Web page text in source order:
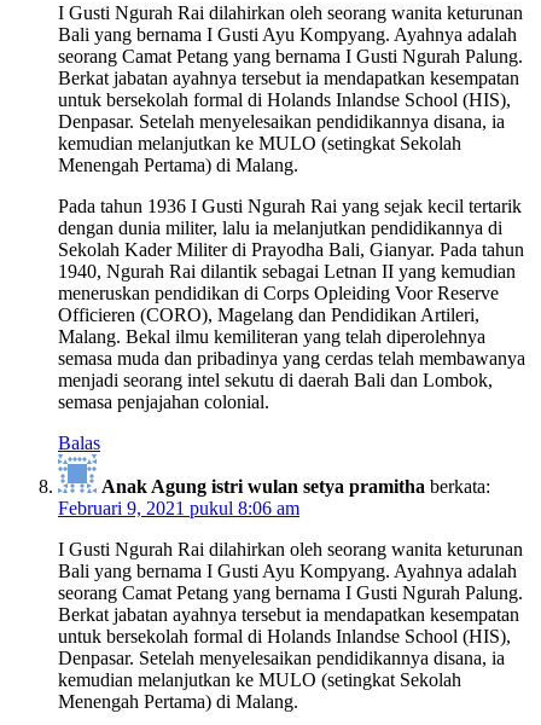
I Gusti Ngurah Rai dilahirkan oleh seorang wanita keturunan
Bali yang bernama I Gusti Ayu Kompyang. Ayahnya adalah
seorang Camat Petang yang bernama I Gusti Ngurah Palung.
Berkat jabatan ayahnya tersebut ia mendapatkan kesempatan
untuk bersekolah formal di Holands Inlandse School (HIS),
Denpasar. Setelah menyelesaikan pendidikannya disana, ia
kemudian melanjutkan ke MULO (setingkat Sekolah
Menengah Pertama) di Malang.
Pada tahun 1936 I Gusti Ngurah Rai yang sejak kecil tertarik
dengan dunia militer, lalu ia melanjutkan pendidikannya di
Sekolah Kader Militer di Prayodha Bali, Gianyar. Pada tahun
1940, Ngurah Rai dilantik sebagai Letnan II yang kemudian
meneruskan pendidikan di Corps Opleiding Voor Reserve
Officieren (CORO), Magelang dan Pendidikan Artileri,
Malang. Bekal ilmu kemiliteran yang telah diperolehnya
semasa muda dan pribadinya yang cerdas telah membawanya
menjadi seorang intel sekutu di daerah Bali dan Lombok,
semasa penjajahan colonial.
Balas
Anak Agung istri wulan setya pramitha berkata:
Februari 9, 2021 pukul 8:06 am
I Gusti Ngurah Rai dilahirkan oleh seorang wanita keturunan
Bali yang bernama I Gusti Ayu Kompyang. Ayahnya adalah
seorang Camat Petang yang bernama I Gusti Ngurah Palung.
Berkat jabatan ayahnya tersebut ia mendapatkan kesempatan
untuk bersekolah formal di Holands Inlandse School (HIS),
Denpasar. Setelah menyelesaikan pendidikannya disana, ia
kemudian melanjutkan ke MULO (setingkat Sekolah
Menengah Pertama) di Malang.